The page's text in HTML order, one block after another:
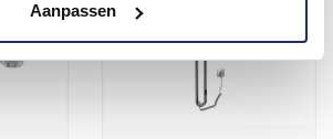
Aanpassen